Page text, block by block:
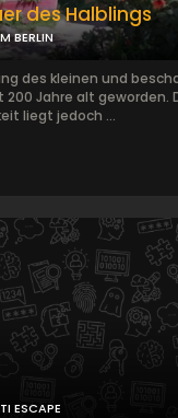
des Halblings
BERLIN
des kleinen und
200 Jahre alt geworden.
liegt jedoch ...
ESCAPE